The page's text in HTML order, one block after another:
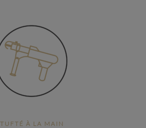
TUFTÉ À LA MAIN